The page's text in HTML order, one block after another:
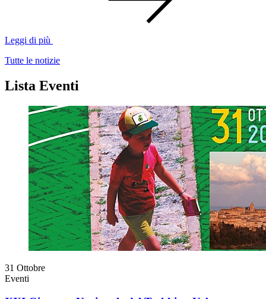
Leggi di più
Tutte le notizie
Lista Eventi
31 Ottobre
Eventi